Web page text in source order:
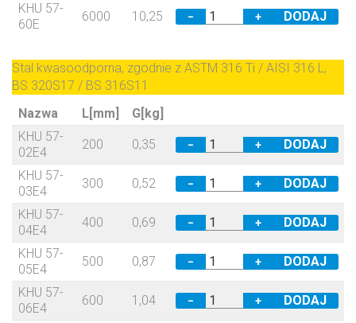
KHU 57-
60E
6000 10,25 − +
Stal kwasoodporna, zgodnie z ASTM 316 Ti / AISI 316 L,
BS 320S17 / BS 316S11
Nazwa
L[mm]
G[kg]
KHU 57-
02E4
200 0,35 − +
KHU 57-
03E4
300 0,52 − +
KHU 57-
04E4
400 0,69 − +
KHU 57-
05E4
500 0,87 − +
KHU 57-
06E4
600 1,04 − +